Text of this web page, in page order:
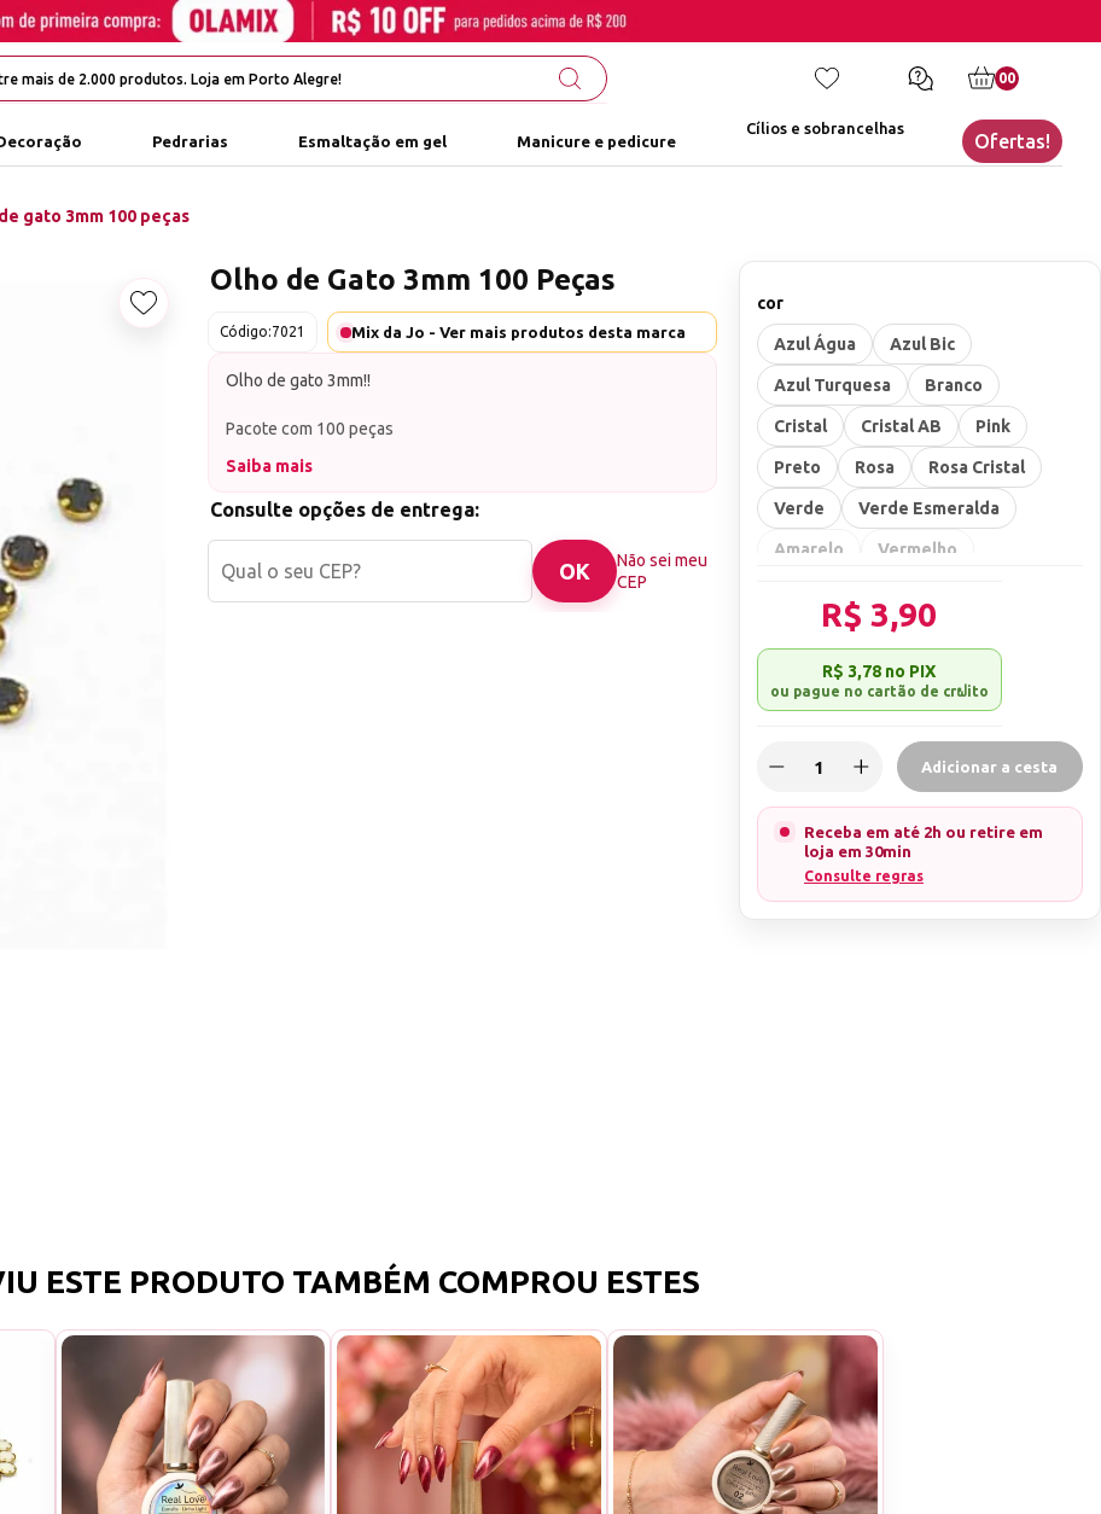
00
Pedrarias Esmaltação em gel Manicure e pedicure
Cílios e sobrancelhas
Ofertas!
gato 3mm 100 peças
Adicionar aos favoritos
Olho de Gato 3mm 100 Peças
Código:7021 Mix da Jo - Ver mais produtos desta marca
Olho de gato 3mm!!
Pacote com 100 peças
Nossa Loja já atua há mais de 10 anos no mercado.
Agilidade no envio: Enviamos o seu pedido em menos de 24h
Agilidade na entrega: Controle da movimentação de sua
encomenda
Atendimento completo, antes e depois de sua compra.
Saiba mais
Consulte opções de entrega:
Não sei meu
CEP
R$ 3,90
R$ 3,78 no PIX
cor
Azul Água Azul Bic
Azul Turquesa Branco
Cristal Cristal AB Pink
Preto Rosa Rosa Cristal
Verde Verde Esmeralda
Amarelo Vermelho
Adicionar a cesta
Receba em até 2h ou retire em
loja em 30min
Consulte regras
ESTE PRODUTO TAMBÉM COMPROU ESTES